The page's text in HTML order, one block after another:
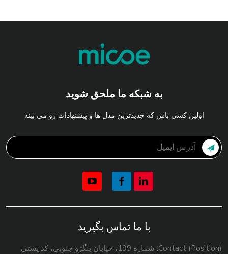
به شبکه ما ملحق شوید
اولين کسي باش که جديدترين مدل ها و پيشنهادات رو مي بينه
با ما تماس بگیرید
Contact (Position): شماره 199، خیابان ینگژو جنوبی، کد پستی